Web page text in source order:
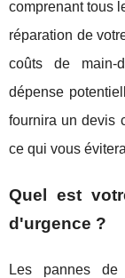
comprenant tous
réparation de
coûts de main-
dépense
fournira un devis
ce qui vous
Quel est
d'urgence ?
Les pannes de